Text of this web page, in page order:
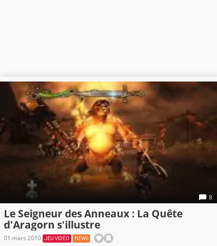
8
Le Seigneur des Anneaux : La Quête
d'Aragorn s'illustre
01 mars 2010 JEU VIDÉO NEWS